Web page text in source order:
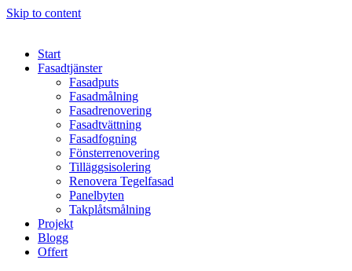
Skip to content
Start
Fasadtjänster
Fasadputs
Fasadmålning
Fasadrenovering
Fasadtvättning
Fasadfogning
Fönsterrenovering
Tilläggsisolering
Renovera Tegelfasad
Panelbyten
Takplåtsmålning
Projekt
Blogg
Offert